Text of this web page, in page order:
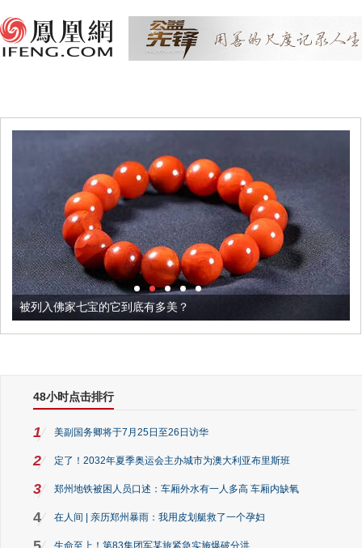
被列入佛家七宝的它到底有多美？
48小时点击排行
1 美副国务卿将于7月25日至26日访华
2 定了！2032年夏季奥运会主办城市为澳大利亚布里斯班
3 郑州地铁被困人员口述：车厢外水有一人多高 车厢内缺氧
4 在人间 | 亲历郑州暴雨：我用皮划艇救了一个孕妇
生命至上！第83集团军某旅紧急实施爆破分洪